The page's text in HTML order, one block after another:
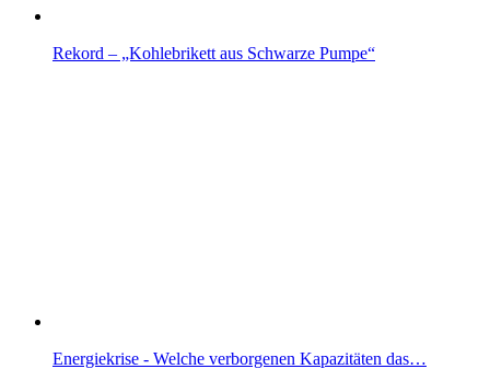
Rekord – „Kohlebrikett aus Schwarze Pumpe“
Energiekrise - Welche verborgenen Kapazitäten das…